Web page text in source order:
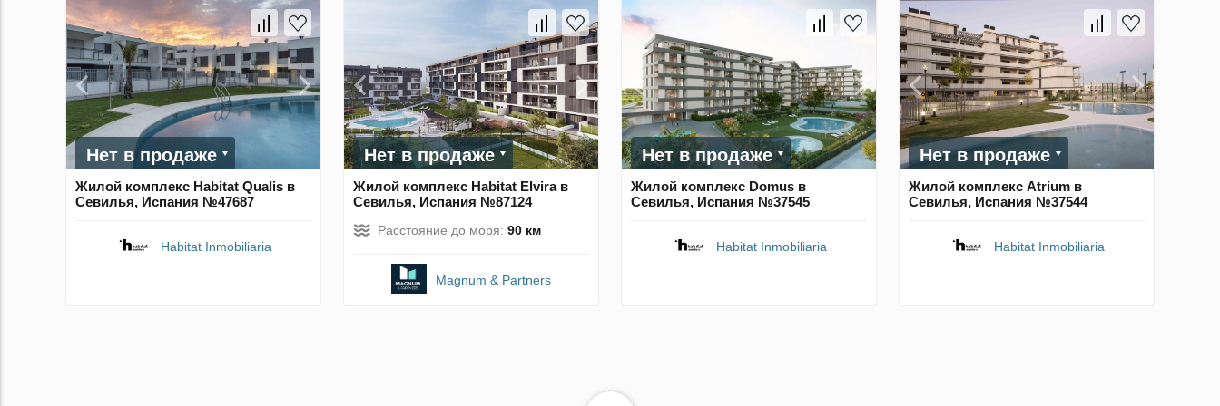
Нет в продаже
Жилой комплекс Habitat Qualis в
Севилья, Испания №47687
Habitat Inmobiliaria
Нет в продаже
Жилой комплекс Habitat Elvira в
Севилья, Испания №87124
Расстояние до моря: 90 км
Magnum & Partners
Нет в продаже
Жилой комплекс Domus в
Севилья, Испания №37545
Habitat Inmobiliaria
Нет в продаже
Жилой комплекс Atrium в
Севилья, Испания №37544
Habitat Inmobiliaria